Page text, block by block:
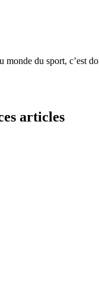
monde du sport, c’est
articles